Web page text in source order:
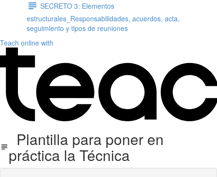
SECRETO 3: Elementos
estructurales_Responsabilidades, acuerdos, acta,
seguimiento y tipos de reuniones
Teach online with
Plantilla para poner en
práctica la Técnica